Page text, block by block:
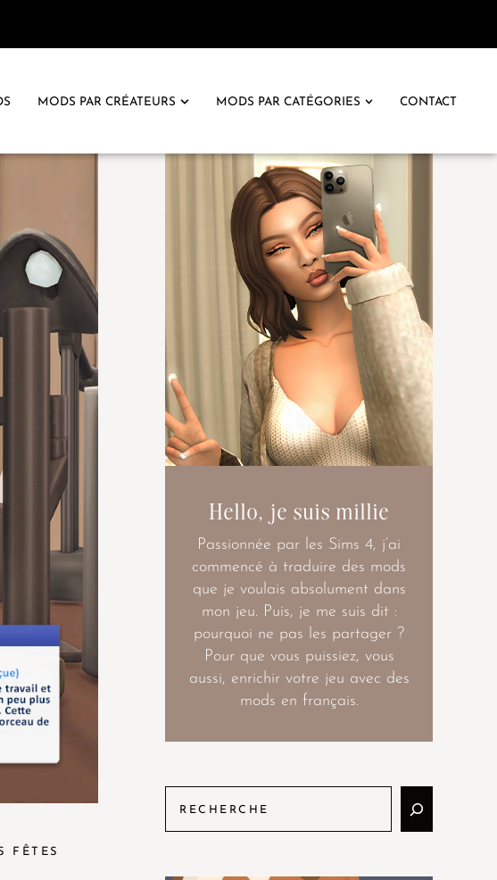
MODS PAR CRÉATEURS MODS PAR CATÉGORIES CONTACT
FÊTES
Hello, je suis millie
Passionnée par les Sims 4, j’ai
commencé à traduire des mods
que je voulais absolument dans
mon jeu. Puis, je me suis dit :
pourquoi ne pas les partager ?
Pour que vous puissiez, vous
aussi, enrichir votre jeu avec des
mods en français.